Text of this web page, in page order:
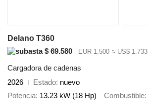
Delano T360
$ 69.580
EUR 1.500 ≈ US$ 1.733
Cargadora de cadenas
2026
Estado nuevo
Potencia 13.23 kW (18 Hp) Combustible